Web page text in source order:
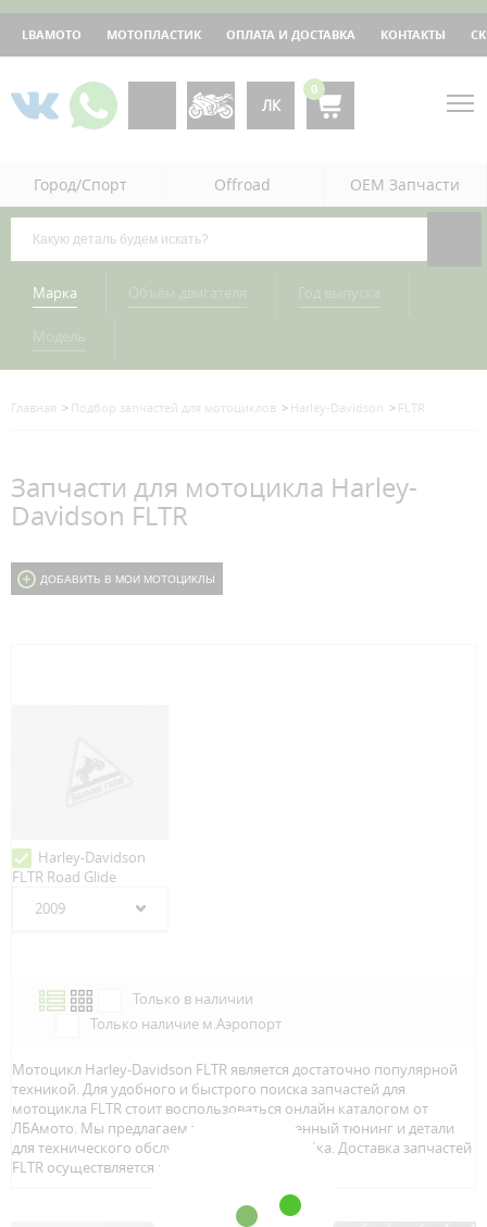
LBAMOTO МОТОПЛАСТИК ОПЛАТА И ДОСТАВКА КОНТАКТЫ
ЛК
0
Город/Спорт Offroad OEM Запчасти
Марка
Главная Подбор запчастей для мотоциклов Harley-Davidson FLTR
Запчасти для мотоцикла Harley-
Davidson FLTR
ДОБАВИТЬ В МОИ МОТОЦИКЛЫ
Harley-Davidson
FLTR Road Glide
2009
Только в наличии
Только наличие м.Аэропорт
Мотоцикл Harley-Davidson FLTR является достаточно популярной
техникой. Для удобного и быстрого поиска запчастей для
мотоцикла FLTR стоит воспользоваться онлайн каталогом от
ЛБАмото. Мы предлагаем только качественный тюнинг и детали
для технического обслуживание вашего байка. Доставка запчастей
FLTR осуществляется по всей Росcии.